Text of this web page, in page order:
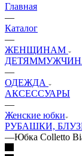
Главная
—
Каталог
—
ЖЕНЩИНАМ
ДЕТЯМ
—
ОДЕЖДА
АКСЕССУАРЫ
—
Женские юбки
РУБАШКИ,
—Юбка Colletto